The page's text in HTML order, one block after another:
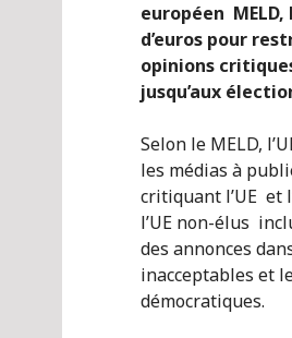
européen
d’euros pour
opinions
jusqu’aux
Selon le MELD,
les médias à
critiquant l’UE et
l’UE non-élus
des annonces
inacceptables et
démocratiques.